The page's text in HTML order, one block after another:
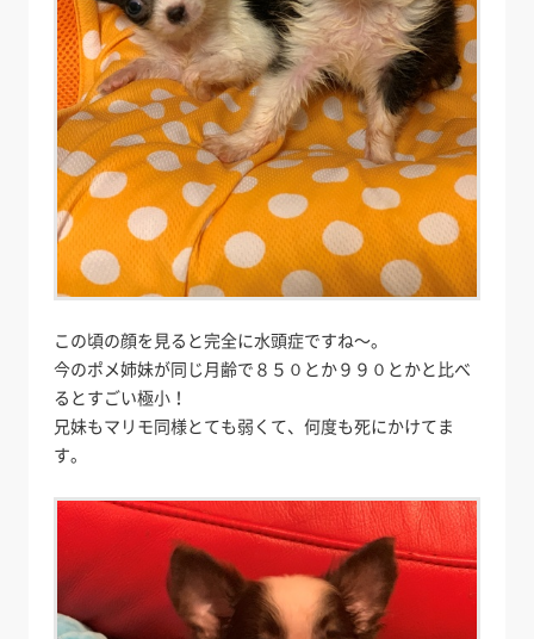
この頃の顔を見ると完全に水頭症ですね～。
今のポメ姉妹が同じ月齢で８５０とか９９０とかと比べ
るとすごい極小！
兄妹もマリモ同様とても弱くて、何度も死にかけてま
す。